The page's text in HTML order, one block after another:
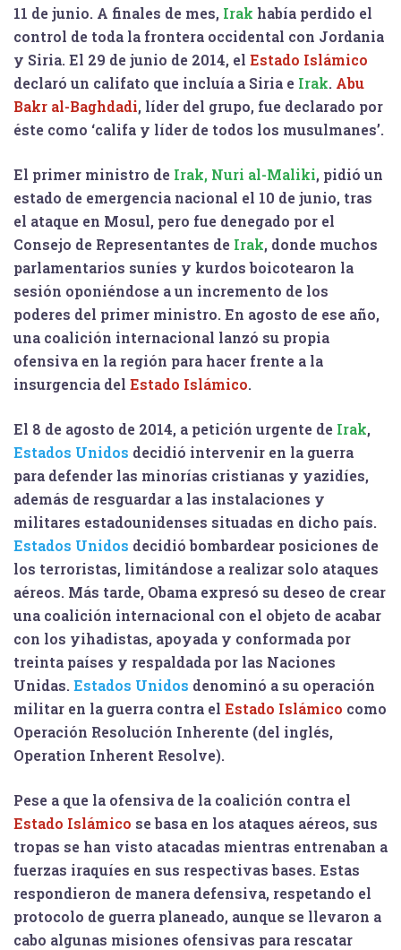
11 de junio. A finales de mes, Irak había perdido el
control de toda la frontera occidental con Jordania
y Siria. ​El 29 de junio de 2014, el Estado Islámico
declaró un califato que incluía a Siria e Irak. Abu
Bakr al-Baghdadi, líder del grupo, fue declarado por
éste como ‘califa y líder de todos los musulmanes’.
El primer ministro de Irak, Nuri al-Maliki, pidió un
estado de emergencia nacional el 10 de junio, tras
el ataque en Mosul, pero fue denegado por el
Consejo de Representantes de Irak, donde muchos
parlamentarios suníes y kurdos boicotearon la
sesión oponiéndose a un incremento de los
poderes del primer ministro. En agosto de ese año,
una coalición internacional lanzó su propia
ofensiva en la región para hacer frente a la
insurgencia del Estado Islámico.
El 8 de agosto de 2014, a petición urgente de Irak,
Estados Unidos decidió intervenir en la guerra
para defender las minorías cristianas y yazidíes,
además de resguardar a las instalaciones y
militares estadounidenses situadas en dicho país.
Estados Unidos decidió bombardear posiciones de
los terroristas, limitándose a realizar solo ataques
aéreos. Más tarde, Obama expresó su deseo de crear
una coalición internacional con el objeto de acabar
con los yihadistas, apoyada y conformada por
treinta países y respaldada por las Naciones
Unidas. Estados Unidos denominó a su operación
militar en la guerra contra el Estado Islámico como
Operación Resolución Inherente (del inglés,
Operation Inherent Resolve).
Pese a que la ofensiva de la coalición contra el
Estado Islámico se basa en los ataques aéreos, sus
tropas se han visto atacadas mientras entrenaban a
fuerzas iraquíes en sus respectivas bases. Estas
respondieron de manera defensiva, respetando el
protocolo de guerra planeado, aunque se llevaron a
cabo algunas misiones ofensivas para rescatar